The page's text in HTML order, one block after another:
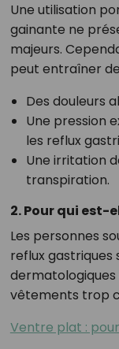
Une utilisation
gainante ne
majeurs.
peut entraîner
Des douleurs
Une pression
les reflux
Une irritation
transpiration.
2. Pour qui est-
Les personnes
reflux gastriques
vêtements trop
Ventre plat :